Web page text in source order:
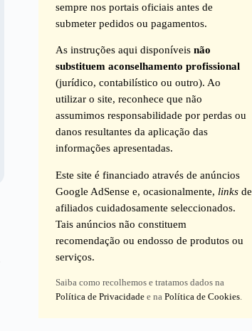
sempre nos portais oficiais antes de
submeter pedidos ou pagamentos.
As instruções aqui disponíveisnão
substituem aconselhamento profissional
(jurídico, contabilístico ou outro). Ao
utilizar o site, reconhece que não
assumimos responsabilidade por perdas ou
danos resultantes da aplicação das
informações apresentadas.
Este site é financiado através de anúncios
Google AdSense e, ocasionalmente, links de
afiliados cuidadosamente seleccionados.
Tais anúncios não constituem
recomendação ou endosso de produtos ou
serviços.
Saiba como recolhemos e tratamos dados na
Política de Privacidade e naPolítica de Cookies.